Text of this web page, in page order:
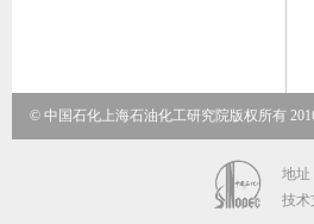
© 中国石化上海石油化工研究院版权所有
地址
技术